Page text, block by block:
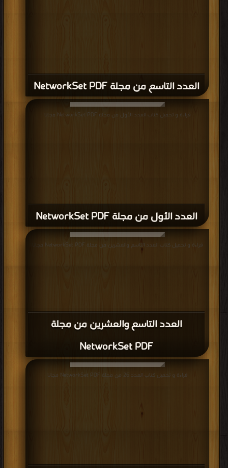
العدد التاسع من مجلة NetworkSet PDF
العدد الأول من مجلة NetworkSet PDF
قراءة و تحميل كتاب العدد الأول من مجلة NetworkSet PDF مجانا
العدد التاسع والعشرين من مجلة
NetworkSet PDF
قراءة و تحميل كتاب العدد التاسع والعشرين من مجلة NetworkSet PDF مجانا
قراءة و تحميل كتاب العدد 26 من مجلة NetworkSet PDF مجانا